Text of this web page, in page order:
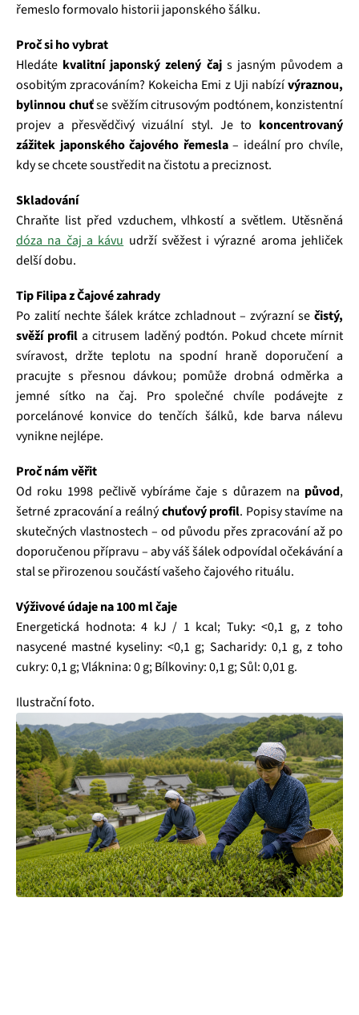
řemeslo formovalo historii japonského šálku.
Proč si ho vybrat
Hledáte kvalitní japonský zelený čajs jasným původem a
osobitým zpracováním? Kokeicha Emi z Uji nabízívýraznou,
bylinnou chuťse svěžím citrusovým podtónem, konzistentní
projev a přesvědčivý vizuální styl. Je to koncentrovaný
zážitek japonského čajového řemesla– ideální pro chvíle,
kdy se chcete soustředit na čistotu a preciznost.
Skladování
Chraňte list před vzduchem, vlhkostí a světlem. Utěsněná
dóza na čaj a kávu udrží svěžest i výrazné aroma jehliček
delší dobu.
Tip Filipa z Čajové zahrady
Po zalití nechte šálek krátce zchladnout – zvýrazní se čistý,
svěží profil a citrusem laděný podtón. Pokud chcete mírnit
svíravost, držte teplotu na spodní hraně doporučení a
pracujte s přesnou dávkou; pomůže drobná odměrka a
jemné sítko na čaj. Pro společné chvíle podávejte z
porcelánové konvice do tenčích šálků, kde barva nálevu
vynikne nejlépe.
Proč nám věřit
Od roku 1998 pečlivě vybíráme čaje s důrazem na původ,
šetrné zpracování a reálnýchuťový profil. Popisy stavíme na
skutečných vlastnostech – od původu přes zpracování až po
doporučenou přípravu – aby váš šálek odpovídal očekávání a
stal se přirozenou součástí vašeho čajového rituálu.
Výživové údaje na 100 ml čaje
Energetická hodnota: 4 kJ / 1 kcal; Tuky: <0,1 g, z toho
nasycené mastné kyseliny: <0,1 g; Sacharidy: 0,1 g, z toho
cukry: 0,1 g; Vláknina: 0 g; Bílkoviny: 0,1 g; Sůl: 0,01 g.
Ilustrační foto.